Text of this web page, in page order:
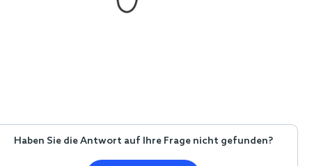
Haben Sie die Antwort auf Ihre Frage nicht gefunden?